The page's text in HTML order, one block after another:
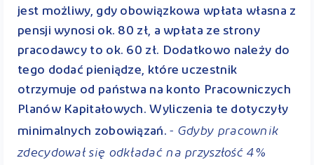
jest możliwy, gdy obowiązkowa wpłata własna z
pensji wynosi ok. 80 zł, a wpłata ze strony
pracodawcy to ok. 60 zł. Dodatkowo należy do
tego dodać pieniądze, które uczestnik
otrzymuje od państwa na konto Pracowniczych
Planów Kapitałowych. Wyliczenia te dotyczyły
minimalnych zobowiązań.- Gdyby pracownik
zdecydował się odkładać na przyszłość 4%